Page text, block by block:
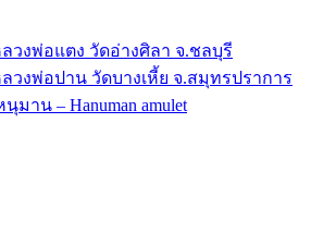
ลวงพ่อแตง วัดอ่างศิลา จ.ชลบุรี
ลวงพ่อปาน วัดบางเหี้ย จ.สมุทรปราการ
มาน – Hanuman amulet